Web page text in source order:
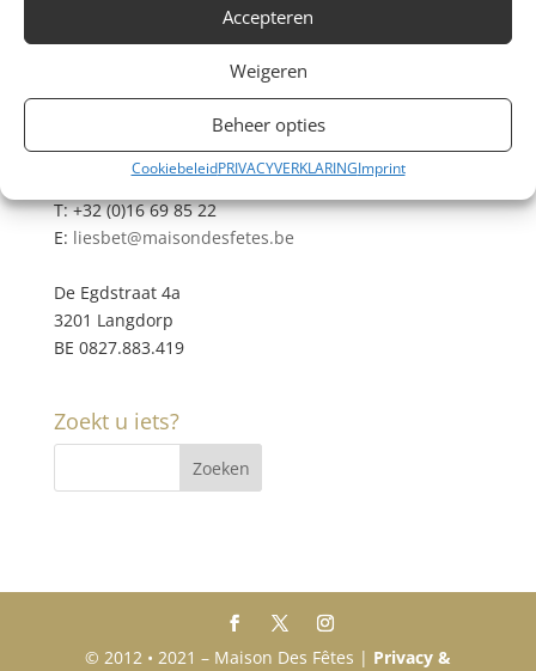
Accepteren
Weigeren
Beheer opties
CookiebeleidPRIVACYVERKLARINGImprint
M: +32 (0)472 42 32 29
T: +32 (0)16 69 85 22
E: liesbet@maisondesfetes.be
De Egdstraat 4a
3201 Langdorp
BE 0827.883.419
Zoekt u iets?
© 2012 • 2021 – Maison Des Fêtes | Privacy &